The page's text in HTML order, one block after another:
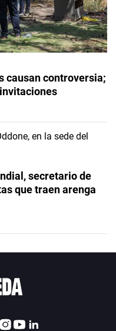
causan controversia;
secretario de
que traen arenga